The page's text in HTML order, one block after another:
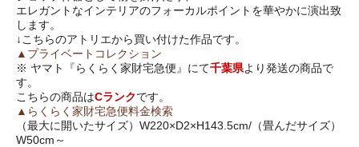
エレガントなインテリアのフォーカルポイントを華やかに演出致
します。
↓こちらのアトリエから買い付けた作品です。
▲プライベートコレクション
※ ヤマト『らくらく家財宅急便』にて千葉県より発送の商品で
す。
こちらの商品はCランクです。
▲らくらく家財宅急便料金検索
（最大に開いたサイズ）W220×D2×H143.5cm/（畳んだサイズ）
W50cm～